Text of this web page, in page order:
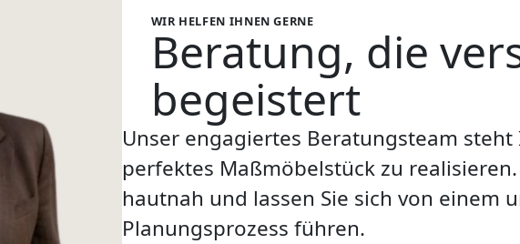
WIR HELFEN IHNEN GERNE
Beratung, die
begeistert
Unser engagiertes Beratungsteam
perfektes Maßmöbelstück zu
hautnah und lassen Sie sich von einem
Planungsprozess führen.